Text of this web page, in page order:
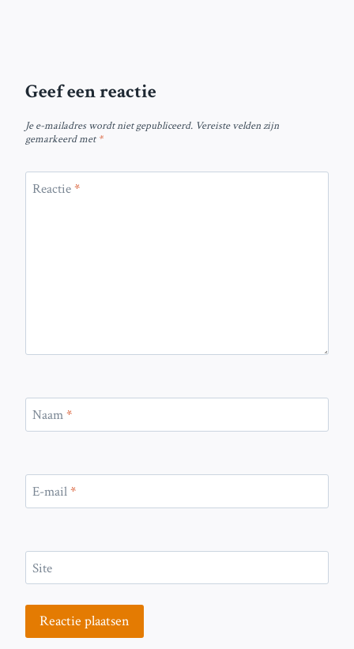
Geef een reactie
Je e-mailadres wordt niet gepubliceerd. Vereiste velden zijn
gemarkeerd met*
Reactie*
Naam*
E-mail*
Site